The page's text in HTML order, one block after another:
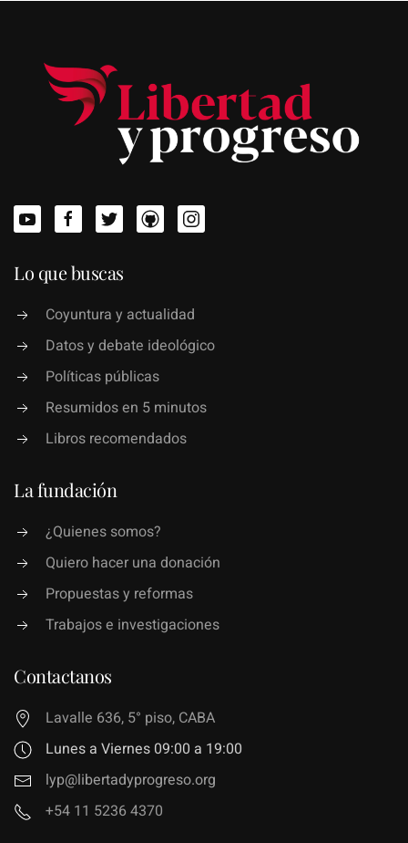
Lo que buscas
Coyuntura y actualidad
Datos y debate ideológico
Políticas públicas
Resumidos en 5 minutos
Libros recomendados
La fundación
¿Quienes somos?
Quiero hacer una donación
Propuestas y reformas
Trabajos e investigaciones
Contactanos
Lavalle 636, 5° piso, CABA
Lunes a Viernes 09:00 a 19:00
lyp@libertadyprogreso.org
+54 11 5236 4370